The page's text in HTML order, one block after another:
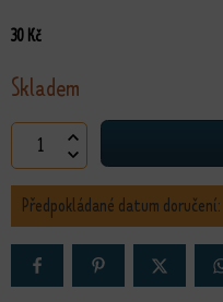
30 Kč
Skladem
Minibloček Lodička množství
Předpokládané datum doručení: